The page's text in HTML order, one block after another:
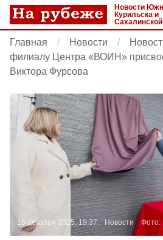
Новости
Курильска и
Главная Новости
филиалу Центра «ВОИН»
Виктора Фурсова
15 декабря 2025, 19:37 Новости Фото: